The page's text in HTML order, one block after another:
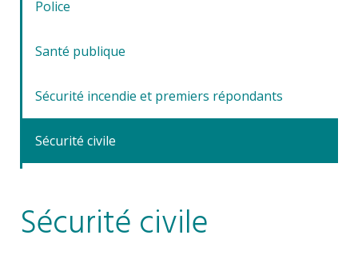
Police
Santé publique
Sécurité incendie et premiers répondants
Sécurité civile
Sécurité civile